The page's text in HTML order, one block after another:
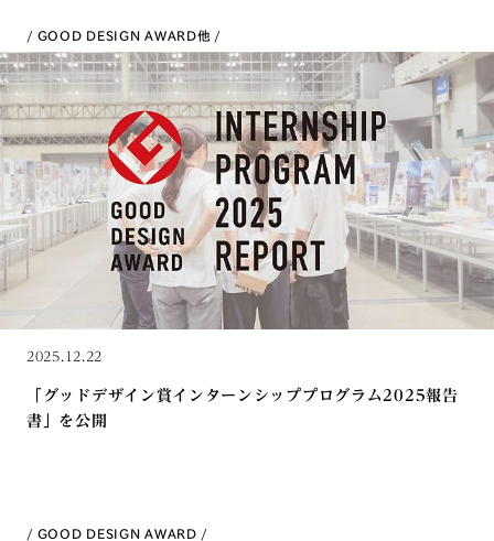
GOOD DESIGN AWARD他
2025.12.22
「グッドデザイン賞インターンシッププログラム2025報告
書」を公開
GOOD DESIGN AWARD